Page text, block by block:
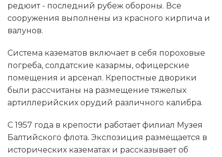
редюит - последний рубеж обороны. Все
сооружения выполнены из красного кирпича и
валунов.
Система казематов включает в себя пороховые
погреба, солдатские казармы, офицерские
помещения и арсенал. Крепостные дворики
были рассчитаны на размещение тяжелых
артиллерийских орудий различного калибра.
С 1957 года в крепости работает филиал Музея
Балтийского флота. Экспозиция размещается в
исторических казематах и рассказывает об